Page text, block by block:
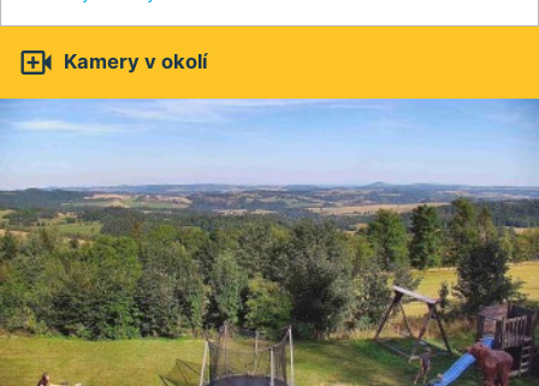
 Kamery v okolí